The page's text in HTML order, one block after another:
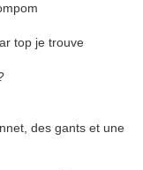
top je trouve
des gants et une